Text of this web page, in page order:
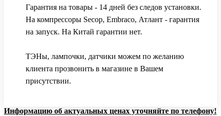
Гарантия на товары - 14 дней без следов установки.
На компрессоры Secop, Embraco, Атлант - гарантия
на запуск. На Китай гарантии нет.
ТЭНы, лампочки, датчики можем по желанию
клиента прозвонить в магазине в Вашем
присутствии.
Информацию об актуальных ценах уточняйте по телефону!